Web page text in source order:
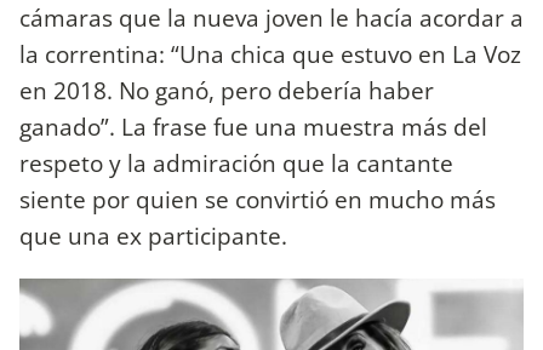
cámaras que la nueva joven le hacía acordar a
la correntina: “Una chica que estuvo en La Voz
en 2018. No ganó, pero debería haber
ganado”. La frase fue una muestra más del
respeto y la admiración que la cantante
siente por quien se convirtió en mucho más
que una ex participante.